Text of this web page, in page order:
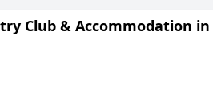
Club & Accommodation